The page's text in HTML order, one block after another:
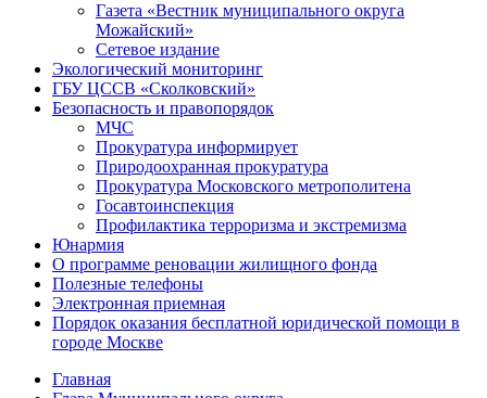
Газета «Вестник муниципального округа
Можайский»
Сетевое издание
Экологический мониторинг
ГБУ ЦССВ «Сколковский»
Безопасность и правопорядок
МЧС
Прокуратура информирует
Природоохранная прокуратура
Прокуратура Московского метрополитена
Госавтоинспекция
Профилактика терроризма и экстремизма
Юнармия
О программе реновации жилищного фонда
Полезные телефоны
Электронная приемная
Порядок оказания бесплатной юридической помощи в
городе Москве
Главная